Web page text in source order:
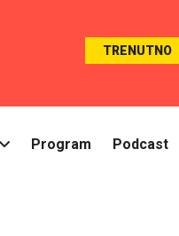
TRENUTNO
Program Podcast